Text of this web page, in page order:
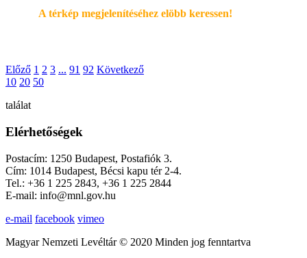
A térkép megjelenítéséhez elöbb keressen!
Előző 1 2 3 ... 91 92 Következő
10 20 50
találat
Elérhetőségek
Postacím: 1250 Budapest, Postafiók 3.
Cím: 1014 Budapest, Bécsi kapu tér 2-4.
Tel.: +36 1 225 2843, +36 1 225 2844
E-mail: info@mnl.gov.hu
e-mail facebook vimeo
Magyar Nemzeti Levéltár © 2020 Minden jog fenntartva